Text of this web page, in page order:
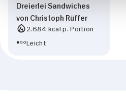
Dreierlei Sandwiches
von Christoph Rüffer
2.684 kcal p. Portion
Leicht